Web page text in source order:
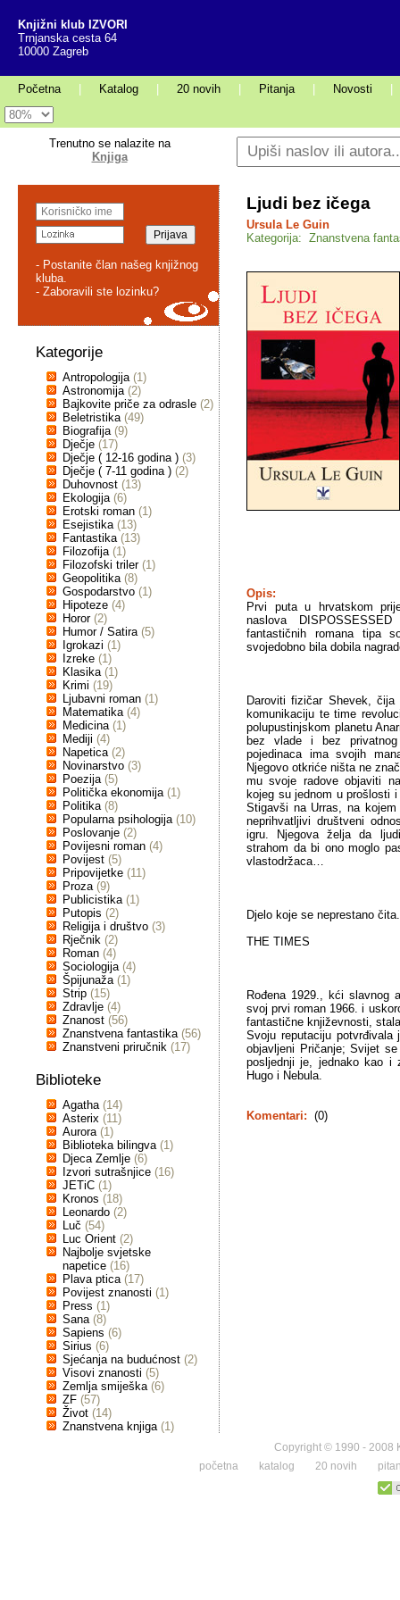
Knjižni klub IZVORI
Trnjanska cesta 64
10000 Zagreb
Početna Katalog 20 novih Pitanja Novosti
Trenutno se nalazite na
Knjiga
- Postanite član našeg knjižnog
kluba.
- Zaboravili ste lozinku?
Kategorije
Antropologija (1)
Astronomija (2)
Bajkovite priče za odrasle (2)
Beletristika (49)
Biografija (9)
Dječje (17)
Dječje ( 12-16 godina ) (3)
Dječje ( 7-11 godina ) (2)
Duhovnost (13)
Ekologija (6)
Erotski roman (1)
Esejistika (13)
Fantastika (13)
Filozofija (1)
Filozofski triler (1)
Geopolitika (8)
Gospodarstvo (1)
Hipoteze (4)
Horor (2)
Humor / Satira (5)
Igrokazi (1)
Izreke (1)
Klasika (1)
Krimi (19)
Ljubavni roman (1)
Matematika (4)
Medicina (1)
Mediji (4)
Napetica (2)
Novinarstvo (3)
Poezija (5)
Politička ekonomija (1)
Politika (8)
Popularna psihologija (10)
Poslovanje (2)
Povijesni roman (4)
Povijest (5)
Pripovijetke (11)
Proza (9)
Publicistika (1)
Putopis (2)
Religija i društvo (3)
Rječnik (2)
Roman (4)
Sociologija (4)
Špijunaža (1)
Strip (15)
Zdravlje (4)
Znanost (56)
Znanstvena fantastika (56)
Znanstveni priručnik (17)
Biblioteke
Agatha (14)
Asterix (11)
Aurora (1)
Biblioteka bilingva (1)
Djeca Zemlje (6)
Izvori sutrašnjice (16)
JETiC (1)
Kronos (18)
Leonardo (2)
Luč (54)
Luc Orient (2)
Najbolje svjetske
napetice (16)
Plava ptica (17)
Povijest znanosti (1)
Press (1)
Sana (8)
Sapiens (6)
Sirius (6)
Sjećanja na budućnost (2)
Visovi znanosti (5)
Zemlja smiješka (6)
ZF (57)
Život (14)
Znanstvena knjiga (1)
Ljudi bez ičega
Ursula Le Guin
Kategorija: Znanstvena
Opis:
Prvi puta u hrvatskom
naslova
fantastičnih romana tipa
svojedobno bila dobila
Daroviti fizičar Shevek,
komunikaciju te time
polupustinjskom planetu
bez vlade i bez
pojedinaca ima svojih
Njegovo otkriće ništa ne
mu svoje radove objaviti
kojeg su jednom u prošlosti
Stigavši na Urras, na
neprihvatljivi društveni
igru. Njegova želja da
strahom da bi ono moglo
vlastodržaca…
Djelo koje se neprestano čita.
THE TIMES
Rođena 1929., kći slavnog
svoj prvi roman 1966. i
fantastične književnosti,
Svoju reputaciju
objavljeni Pričanje; Svijet
posljednji je, jednako kao i
Hugo i Nebula.
Komentari: (0)
Copyright © 1990 - 2008
početna
katalog 20 novih